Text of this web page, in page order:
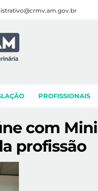
PROFISSIONAIS
com
profissão